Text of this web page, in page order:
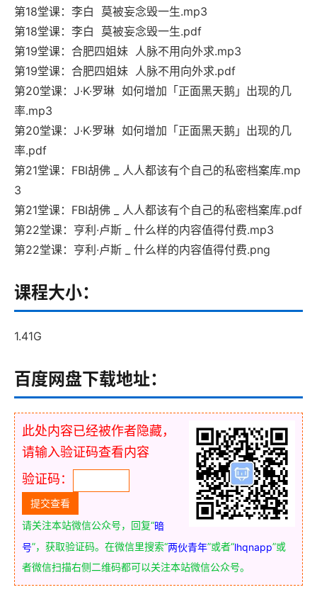
第18堂课：李白 莫被妄念毁一生.mp3
第18堂课：李白 莫被妄念毁一生.pdf
第19堂课：合肥四姐妹 人脉不用向外求.mp3
第19堂课：合肥四姐妹 人脉不用向外求.pdf
第20堂课：J·K·罗琳 如何增加「正面黑天鹅」出现的几
率.mp3
第20堂课：J·K·罗琳 如何增加「正面黑天鹅」出现的几
率.pdf
第21堂课：FBI胡佛 _ 人人都该有个自己的私密档案库.mp
3
第21堂课：FBI胡佛 _ 人人都该有个自己的私密档案库.pdf
第22堂课：亨利·卢斯 _ 什么样的内容值得付费.mp3
第22堂课：亨利·卢斯 _ 什么样的内容值得付费.png
课程大小：
1.41G
百度网盘下载地址：
此处内容已经被作者隐藏，
请输入验证码查看内容
验证码：
请关注本站微信公众号，回复“暗
号”，获取验证码。在微信里搜索“两伙青年”或者“lhqnapp”或
者微信扫描右侧二维码都可以关注本站微信公众号。